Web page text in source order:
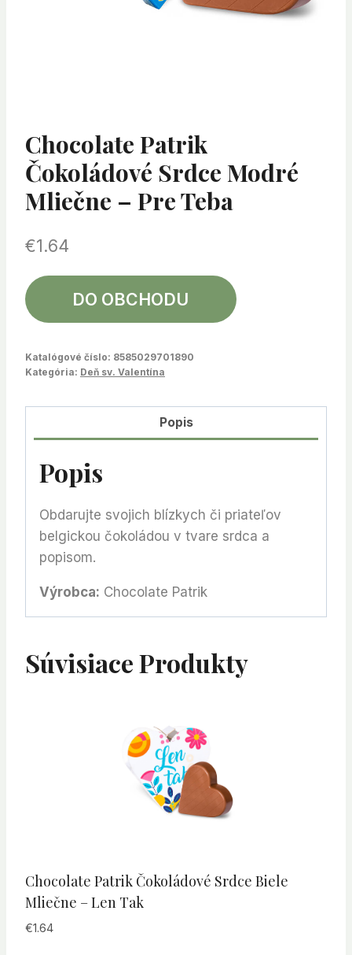
Chocolate Patrik
Čokoládové Srdce Modré
Mliečne – Pre Teba
€1.64
DO OBCHODU
Katalógové číslo: 8585029701890
Kategória: Deň sv. Valentína
Popis
Popis
Obdarujte svojich blízkych či priateľov
belgickou čokoládou v tvare srdca a
popisom.
Výrobca: Chocolate Patrik
Súvisiace Produkty
Chocolate Patrik Čokoládové Srdce Biele
Mliečne – Len Tak
€1.64